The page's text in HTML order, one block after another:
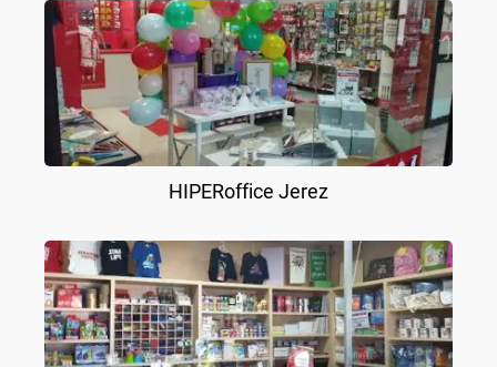
HIPERoffice Jerez